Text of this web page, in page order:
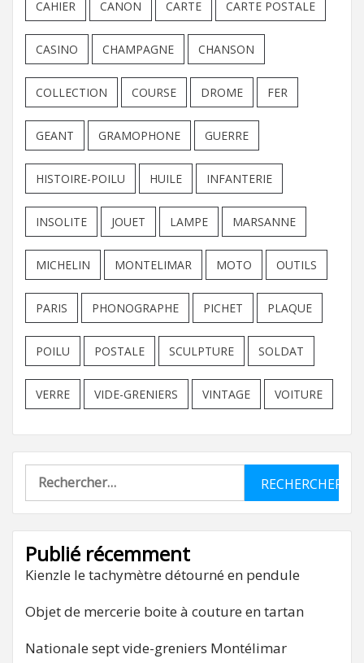
CAHIER CANON CARTE CARTE POSTALE
CASINO CHAMPAGNE CHANSON
COLLECTION COURSE DROME FER
GEANT GRAMOPHONE GUERRE
HISTOIRE-POILU HUILE INFANTERIE
INSOLITE JOUET LAMPE MARSANNE
MICHELIN MONTELIMAR MOTO OUTILS
PARIS PHONOGRAPHE PICHET PLAQUE
POILU POSTALE SCULPTURE SOLDAT
VERRE VIDE-GRENIERS VINTAGE VOITURE
Rechercher :
Publié récemment
Kienzle le tachymètre détourné en pendule
Objet de mercerie boite à couture en tartan
Nationale sept vide-greniers Montélimar